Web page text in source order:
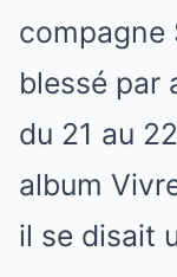
compagne
blessé par
du 21 au
album
il se disait